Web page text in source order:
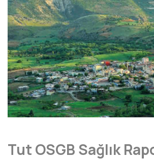
ADANA
ADIYAMAN
AFYONKARAHİSAR
AĞRI
AKSARAY
ANTALYA
Tut OSGB Sağlık